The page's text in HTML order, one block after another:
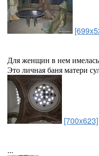
Для женщин в нем имелась
Это личная баня матери
[700x623]
...